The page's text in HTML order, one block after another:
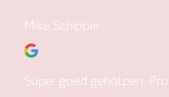
Mike Schipper
Super goed geholpen.